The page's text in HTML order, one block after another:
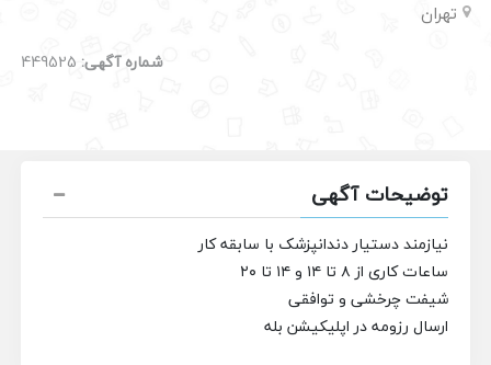
تهران
شماره آگهی: 449525
توضیحات آگهی
نیازمند دستیار دندانپزشک با سابقه کار
ساعات کاری از ۸ تا ۱۴ و ۱۴ تا ۲۰
شیفت چرخشی و توافقی
ارسال رزومه در اپلیکیشن بله